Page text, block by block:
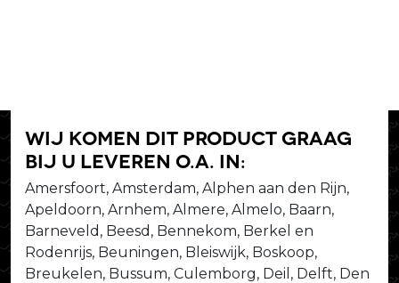
Wij komen dit product graag
bij u leveren o.a. in:
Amersfoort, Amsterdam, Alphen aan den Rijn,
Apeldoorn, Arnhem, Almere, Almelo, Baarn,
Barneveld, Beesd, Bennekom, Berkel en
Rodenrijs, Beuningen, Bleiswijk, Boskoop,
Breukelen, Bussum, Culemborg, Deil, Delft, Den